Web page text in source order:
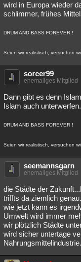
wird in Europa wieder
schlimmer, frühes
DRUM AND BASS FOREVER !
Seien wir realistisch, versuchen
sorcer99
ehemaliges Mitglied
Dann gibt es denn
Islam auch unterwerfen.
DRUM AND BASS FOREVER !
Seien wir realistisch, versuchen
seemannsgarn
ehemaliges Mitglied
die Städte der
triffts da ziemlich
wie jetzt kann es
Umwelt wird immer
wir plötzlich Städte
wird sicher untertage
Nahrungsmittelindustrie.